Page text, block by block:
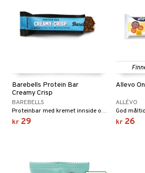
Barebells Protein Bar
Creamy Crisp
BAREBELLS
Proteinbar med kremet innside og en melkesjokoladetrekk toppet med sprø puffet ris.
kr 29
Allevo
ALLÉVO
kr 26